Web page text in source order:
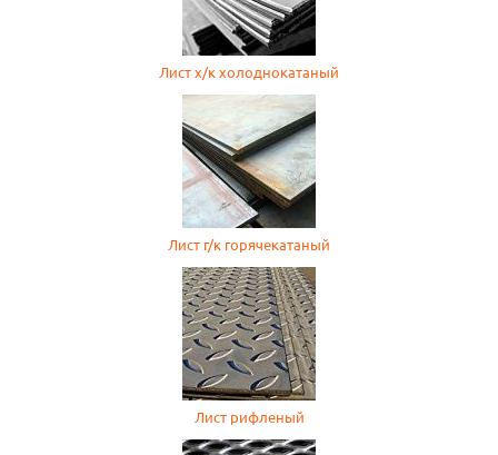
Лист х/к холоднокатаный
Лист г/к горячекатаный
Лист рифленый